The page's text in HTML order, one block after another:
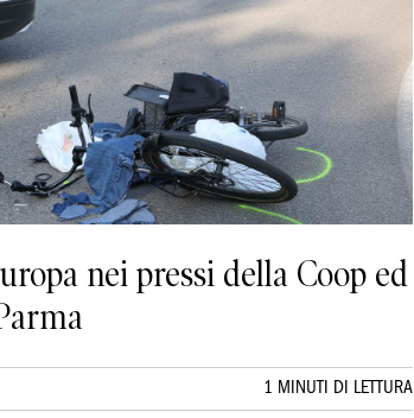
nei pressi della Coop ed
1 MINUTI DI LETTURA